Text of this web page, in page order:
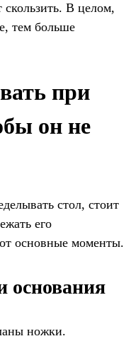
скользить. В целом,
тем больше
при
он не
стол, стоит
его
основные моменты.
основания
ножки.